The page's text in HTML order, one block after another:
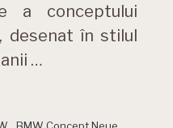
a conceptului
desenat în stilul
…
BMW Concept Neue